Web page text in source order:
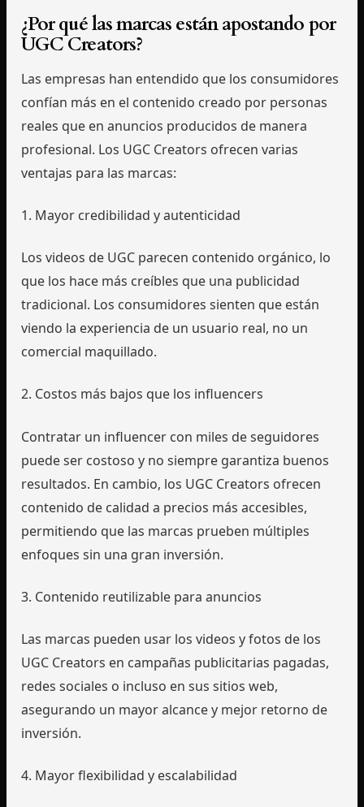
¿Por qué las marcas están apostando por
UGC Creators?
Las empresas han entendido que los consumidores
confían más en el contenido creado por personas
reales que en anuncios producidos de manera
profesional. Los UGC Creators ofrecen varias
ventajas para las marcas:
1. Mayor credibilidad y autenticidad
Los videos de UGC parecen contenido orgánico, lo
que los hace más creíbles que una publicidad
tradicional. Los consumidores sienten que están
viendo la experiencia de un usuario real, no un
comercial maquillado.
2. Costos más bajos que los influencers
Contratar un influencer con miles de seguidores
puede ser costoso y no siempre garantiza buenos
resultados. En cambio, los UGC Creators ofrecen
contenido de calidad a precios más accesibles,
permitiendo que las marcas prueben múltiples
enfoques sin una gran inversión.
3. Contenido reutilizable para anuncios
Las marcas pueden usar los videos y fotos de los
UGC Creators en campañas publicitarias pagadas,
redes sociales o incluso en sus sitios web,
asegurando un mayor alcance y mejor retorno de
inversión.
4. Mayor flexibilidad y escalabilidad